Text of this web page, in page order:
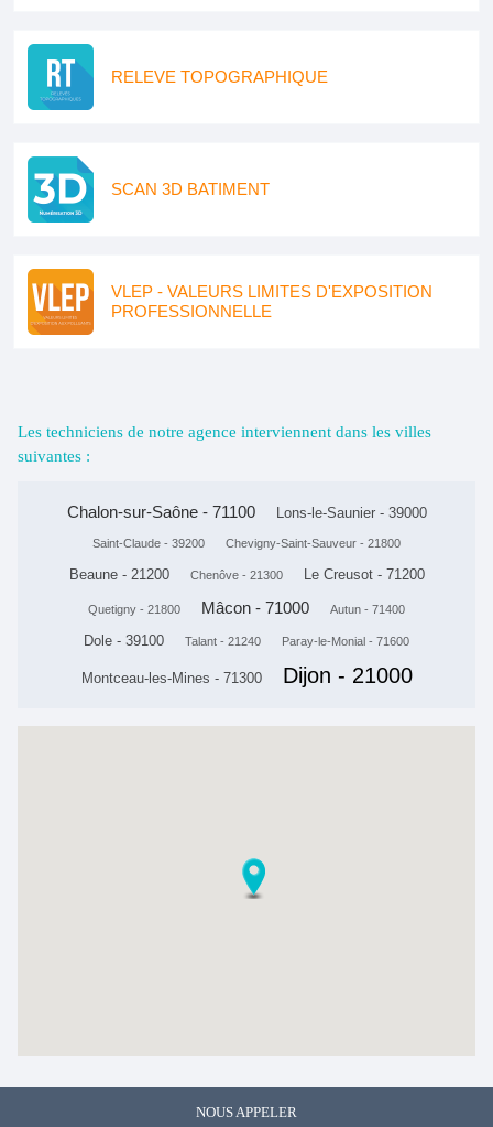
RELEVE TOPOGRAPHIQUE
SCAN 3D BATIMENT
VLEP - VALEURS LIMITES D'EXPOSITION
PROFESSIONNELLE
Les techniciens de notre agence interviennent dans les villes
suivantes :
Chalon-sur-Saône - 71100 Lons-le-Saunier - 39000
Saint-Claude - 39200 Chevigny-Saint-Sauveur - 21800
Beaune - 21200 Chenôve - 21300 Le Creusot - 71200
Quetigny - 21800 Mâcon - 71000 Autun - 71400
Dole - 39100 Talant - 21240 Paray-le-Monial - 71600
Montceau-les-Mines - 71300 Dijon - 21000
NOUS APPELER